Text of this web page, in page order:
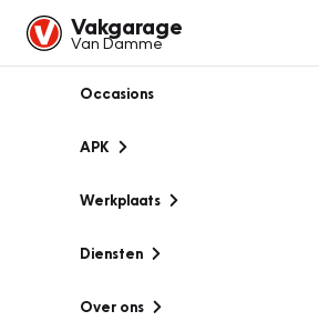
Vakgarage
Van Damme
Occasions
APK
Werkplaats
Diensten
Over ons